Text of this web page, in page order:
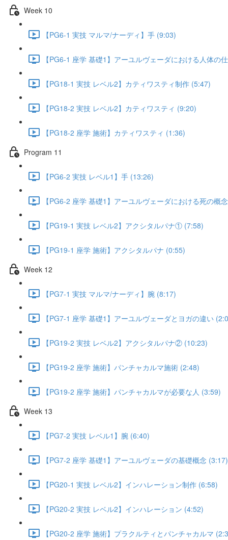
Week 10
【PG6-1 実技 マルマ/ナーディ】手 (9:03)
【PG6-1 座学 基礎1】アーユルヴェーダにおける人体の
【PG18-1 実技 レベル2】カティワスティ制作 (5:47)
【PG18-2 実技 レベル2】カティワスティ (9:20)
【PG18-2 座学 施術】カティワスティ (1:36)
Program 11
【PG6-2 実技 レベル1】手 (13:26)
【PG6-2 座学 基礎1】アーユルヴェーダにおける死の概
【PG19-1 実技 レベル2】アクシタルパナ① (7:58)
【PG19-1 座学 施術】アクシタルパナ (0:55)
Week 12
【PG7-1 実技 マルマ/ナーディ】腕 (8:17)
【PG7-1 座学 基礎1】アーユルヴェーダとヨガの違い
【PG19-2 実技 レベル2】アクシタルパナ② (10:23)
【PG19-2 座学 施術】パンチャカルマ施術 (2:48)
【PG19-2 座学 施術】パンチャカルマが必要な人 (3:59)
Week 13
【PG7-2 実技 レベル1】腕 (6:40)
【PG7-2 座学 基礎1】アーユルヴェーダの基礎概念 (3:17)
【PG20-1 実技 レベル2】インハレーション制作 (6:58)
【PG20-2 実技 レベル2】インハレーション (4:52)
【PG20-2 座学 施術】プラクルティとパンチャカルマ